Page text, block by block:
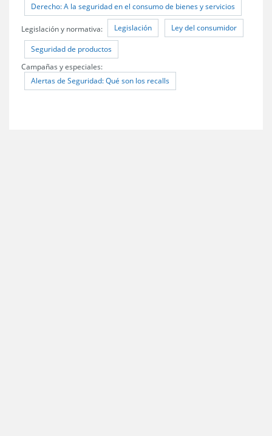
Derecho: A la seguridad en el consumo de bienes y servicios
Legislación y normativa: Legislación Ley del consumidor
Seguridad de productos
Campañas y especiales:
Alertas de Seguridad: Qué son los recalls